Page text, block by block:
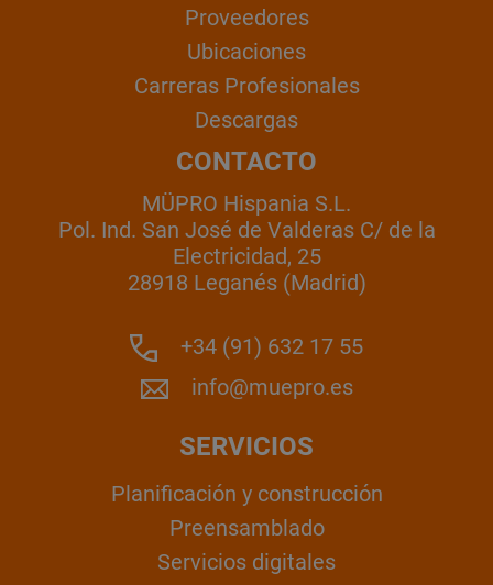
Proveedores
Ubicaciones
Carreras Profesionales
Descargas
CONTACTO
MÜPRO Hispania S.L.
Pol. Ind. San José de Valderas C/ de la
Electricidad, 25
28918 Leganés (Madrid)
+34 (91) 632 17 55
info@muepro.es
SERVICIOS
Planificación y construcción
Preensamblado
Servicios digitales